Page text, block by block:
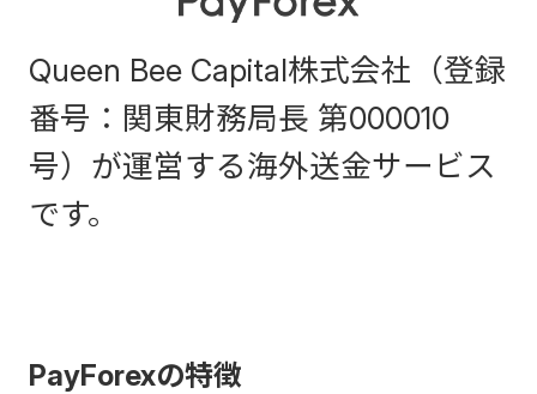
Queen Bee Capital株式会社（登録
番号：関東財務局長 第000010
号）が運営する海外送金サービス
です。
PayForexの特徴